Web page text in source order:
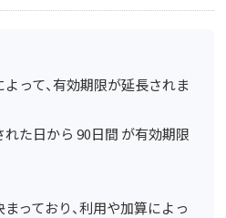
って、有効期限が延長されま
れた日から 90日間 が有効期限
っており、利用や加算によっ